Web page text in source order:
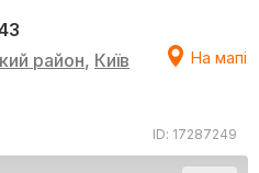
район, Київ
На мапі
ID: 17287249